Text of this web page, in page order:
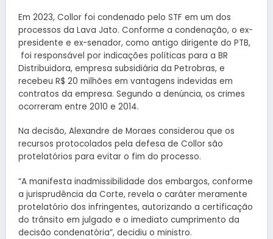
Em 2023, Collor foi condenado pelo STF em um dos
processos da Lava Jato. Conforme a condenação, o ex-
presidente e ex-senador, como antigo dirigente do PTB,
foi responsável por indicações políticas para a BR
Distribuidora, empresa subsidiária da Petrobras, e
recebeu R$ 20 milhões em vantagens indevidas em
contratos da empresa. Segundo a denúncia, os crimes
ocorreram entre 2010 e 2014.
Na decisão, Alexandre de Moraes considerou que os
recursos protocolados pela defesa de Collor são
protelatórios para evitar o fim do processo.
“A manifesta inadmissibilidade dos embargos, conforme
a jurisprudência da Corte, revela o caráter meramente
protelatório dos infringentes, autorizando a certificação
do trânsito em julgado e o imediato cumprimento da
decisão condenatória”, decidiu o ministro.